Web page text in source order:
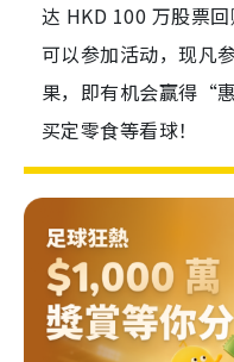
达 HKD 100 万股票
可以参加活动，现凡
果，即有机会赢得“
买定零食等看球！